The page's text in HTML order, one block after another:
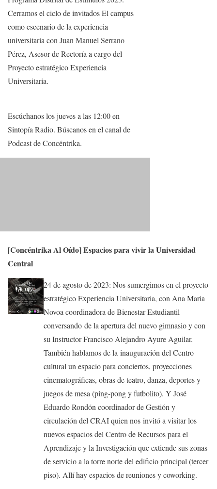
Cerramos el ciclo de invitados El campus
como escenario de la experiencia
universitaria con Juan Manuel Serrano
Pérez, Asesor de Rectoría a cargo del
Proyecto estratégico Experiencia
Universitaria.
Escúchanos los jueves a las 12:00 en
Sintopía Radio. Búscanos en el canal de
Podcast de Concéntrika.
[Concéntrika Al Oído] Espacios para vivir la Universidad
Central
24 de agosto de 2023: Nos sumergimos en el proyecto
estratégico Experiencia Universitaria, con Ana Maria
Novoa coordinadora de Bienestar Estudiantil
conversando de la apertura del nuevo gimnasio y con
su Instructor Francisco Alejandro Ayure Aguilar.
También hablamos de la inauguración del Centro
cultural un espacio para conciertos, proyecciones
cinematográficas, obras de teatro, danza, deportes y
juegos de mesa (ping-pong y futbolito). Y José
Eduardo Rondón coordinador de Gestión y
circulación del CRAI quien nos invitó a visitar los
nuevos espacios del Centro de Recursos para el
Aprendizaje y la Investigación que extiende sus zonas
de servicio a la torre norte del edificio principal (tercer
piso). Allí hay espacios de reuniones y coworking.